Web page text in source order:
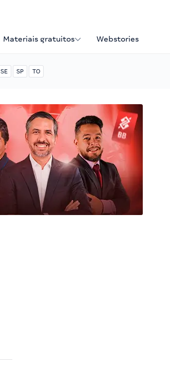
Materiais gratuitos Webstories
SE SP TO